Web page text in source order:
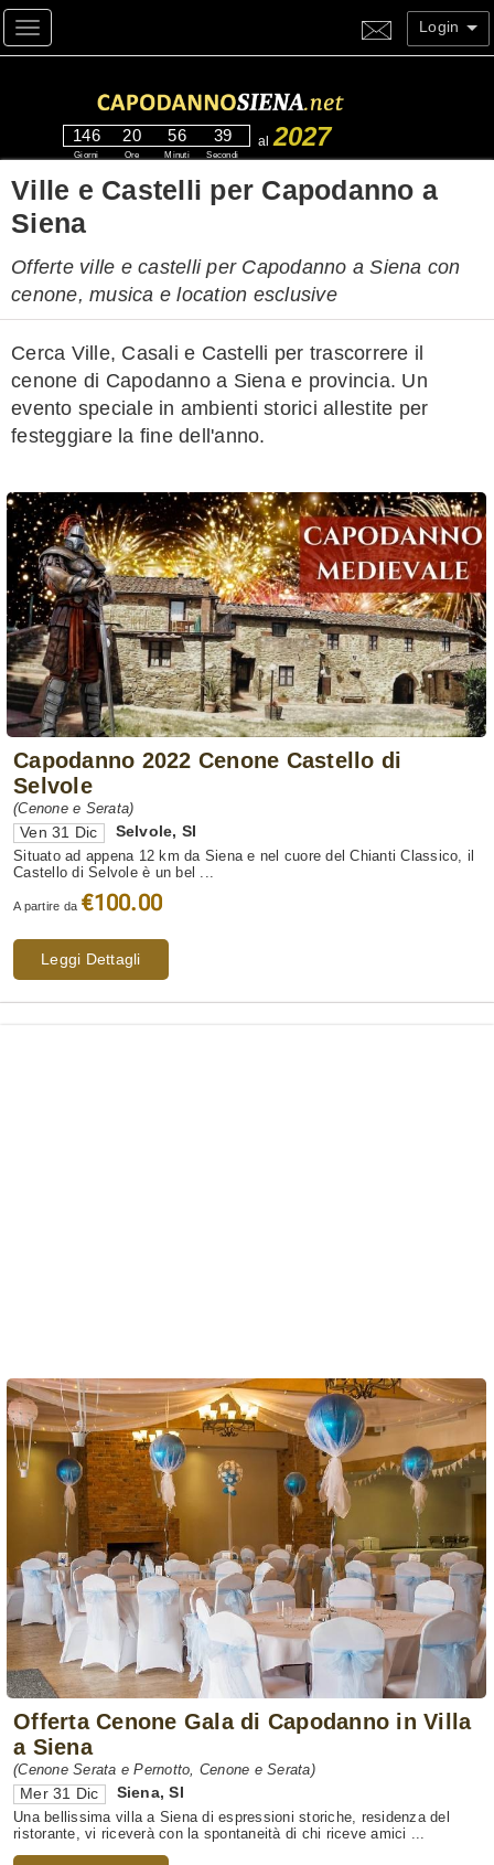
Toggle navigation Login
146
Giorni
20
Ore
56
Minuti
38
Secondi
al 2027
Ville e Castelli per Capodanno a
Siena
Offerte ville e castelli per Capodanno a Siena con
cenone, musica e location esclusive
Cerca Ville, Casali e Castelli per trascorrere il
cenone di Capodanno a Siena e provincia. Un
evento speciale in ambienti storici allestite per
festeggiare la fine dell'anno.
Capodanno 2022 Cenone Castello di
Selvole
(Cenone e Serata)
Ven 31 Dic Selvole, SI
Situato ad appena 12 km da Siena e nel cuore del Chianti Classico, il
Castello di Selvole è un bel ...
A partire da €100.00
Leggi Dettagli
Offerta Cenone Gala di Capodanno in Villa
a Siena
(Cenone Serata e Pernotto, Cenone e Serata)
Mer 31 Dic Siena,SI
Una bellissima villa a Siena di espressioni storiche, residenza del
ristorante, vi riceverà con la spontaneità di chi riceve amici ...